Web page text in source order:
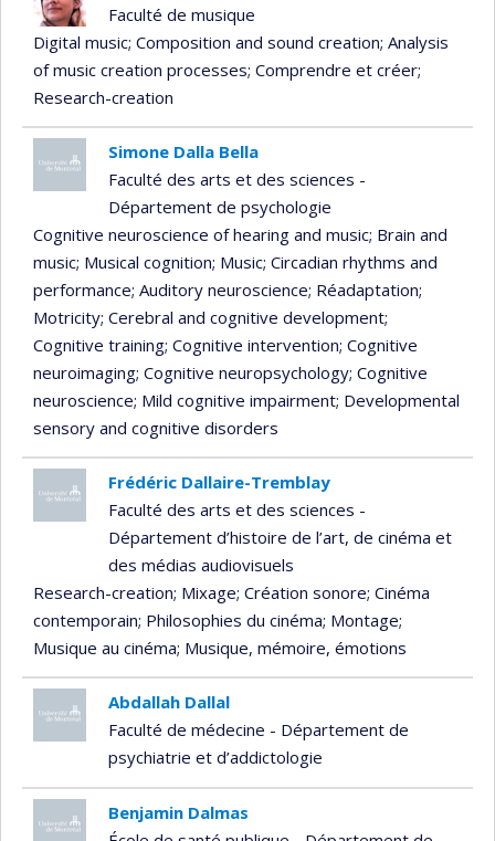
Faculté de musique
Digital music; Composition and sound creation; Analysis
of music creation processes; Comprendre et créer;
Research-creation
Simone Dalla Bella
Faculté des arts et des sciences -
Département de psychologie
Cognitive neuroscience of hearing and music; Brain and
music; Musical cognition; Music; Circadian rhythms and
performance; Auditory neuroscience; Réadaptation;
Motricity; Cerebral and cognitive development;
Cognitive training; Cognitive intervention; Cognitive
neuroimaging; Cognitive neuropsychology; Cognitive
neuroscience; Mild cognitive impairment; Developmental
sensory and cognitive disorders
Frédéric Dallaire-Tremblay
Faculté des arts et des sciences -
Département d’histoire de l’art, de cinéma et
des médias audiovisuels
Research-creation; Mixage; Création sonore; Cinéma
contemporain; Philosophies du cinéma; Montage;
Musique au cinéma; Musique, mémoire, émotions
Abdallah Dallal
Faculté de médecine - Département de
psychiatrie et d’addictologie
Benjamin Dalmas